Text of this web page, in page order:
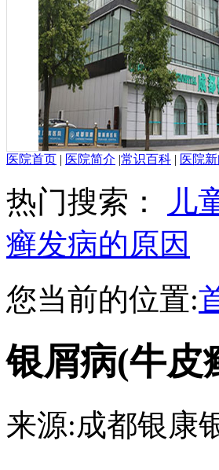
医院首页 | 医院简介 |常识百科 | 医院新
热门搜索：
儿
癣发病的原因
您当前的位置:
银屑病(牛皮
来源:成都银康